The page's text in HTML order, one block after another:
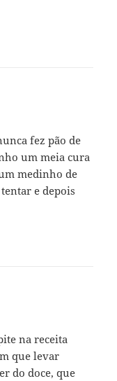
fez pão de
um meia cura
medinho de
e depois
na receita
que levar
do doce, que